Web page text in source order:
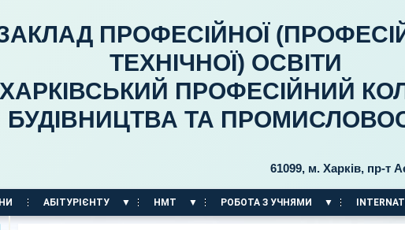
ПРОФЕСІЙНОЇ
ТЕХНІЧНОЇ) ОСВІТИ
ПРОФЕСІЙНИЙ
БУДІВНИЦТВА ТА
61099, м. Харків, пр-т
АБІТУРІЄНТУ НМТ РОБОТА З УЧНЯМИ